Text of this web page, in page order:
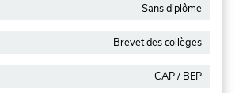
Sans diplôme
Brevet des collèges
CAP / BEP